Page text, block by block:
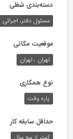
دسته‌بندی شغلی
مسئول دفتر، اجرائی
موقعیت مکانی
تهران ، تهران
نوع همکاری
پاره وقت
حداقل سابقه کار